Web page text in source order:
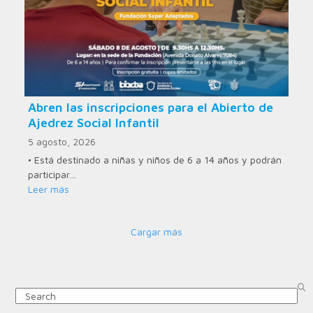
Abren las inscripciones para el Abierto de
Ajedrez Social Infantil
5 agosto, 2026
• Está destinado a niñas y niños de 6 a 14 años y podrán
participar…
Leer más
Cargar más
Search